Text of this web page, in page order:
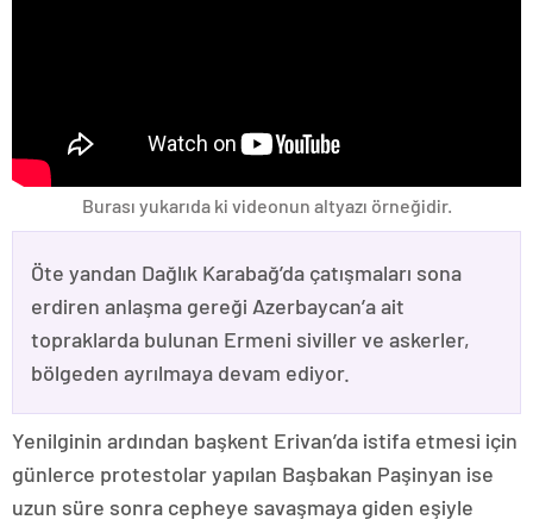
Burası yukarıda ki videonun altyazı örneğidir.
Öte yandan Dağlık Karabağ’da çatışmaları sona
erdiren anlaşma gereği Azerbaycan’a ait
topraklarda bulunan Ermeni siviller ve askerler,
bölgeden ayrılmaya devam ediyor.
Yenilginin ardından başkent Erivan’da istifa etmesi için
günlerce protestolar yapılan Başbakan Paşinyan ise
uzun süre sonra cepheye savaşmaya giden eşiyle